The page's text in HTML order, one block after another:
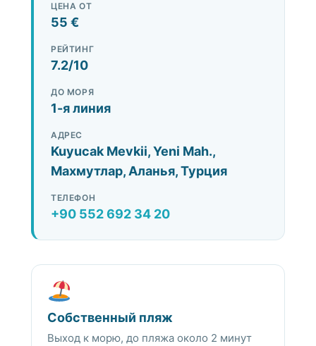
ЦЕНА ОТ
55 €
РЕЙТИНГ
7.2/10
ДО МОРЯ
1-я линия
АДРЕС
Kuyucak Mevkii, Yeni Mah.,
Махмутлар, Аланья, Турция
ТЕЛЕФОН
+90 552 692 34 20
Собственный пляж
Выход к морю, до пляжа около 2 минут